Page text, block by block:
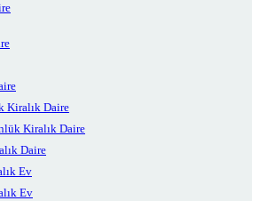
Kiralık Daire
Kiralık Daire
Daire
Ev
Ev